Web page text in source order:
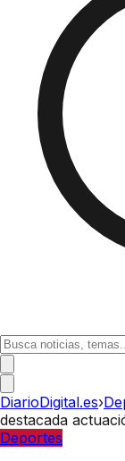
DiarioDigital.es›
destacada
Deportes